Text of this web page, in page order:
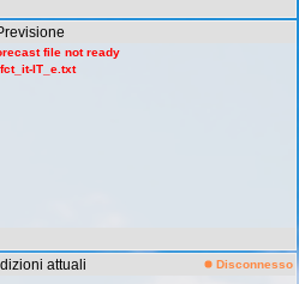
file not ready
IT_e.txt
attuali Disconnesso